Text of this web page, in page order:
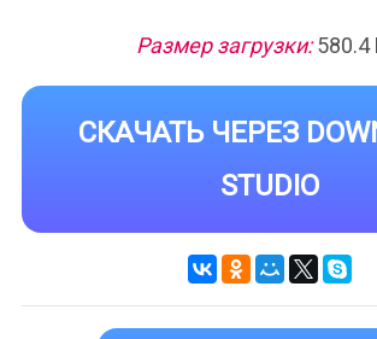
Размер загрузки:580.4
СКАЧАТЬ ЧЕРЕЗ
STUDIO